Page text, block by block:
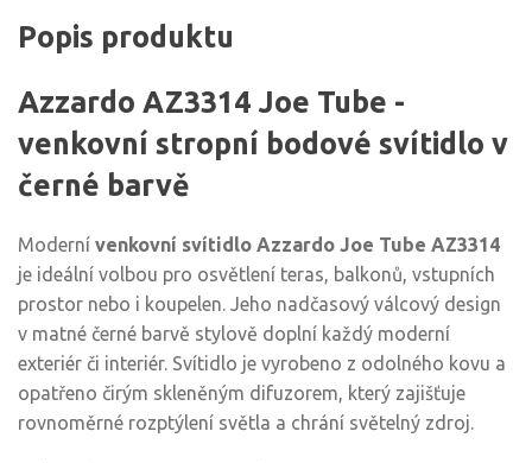
Popis produktu
Azzardo AZ3314 Joe Tube -
venkovní stropní bodové svítidlo v
černé barvě
Moderní venkovní svítidlo Azzardo Joe Tube AZ3314
je ideální volbou pro osvětlení teras, balkonů, vstupních
prostor nebo i koupelen. Jeho nadčasový válcový design
v matné černé barvě stylově doplní každý moderní
exteriér či interiér. Svítidlo je vyrobeno z odolného kovu a
opatřeno čirým skleněným difuzorem, který zajišťuje
rovnoměrné rozptýlení světla a chrání světelný zdroj.